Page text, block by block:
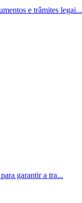
e trâmites legai...
garantir a tra...